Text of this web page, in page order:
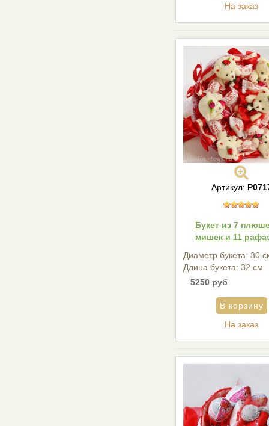
На заказ
Артикул:
Букет из 7
мишек и 11
Диаметр букета: 30
Длина букета: 32 см
5250 руб
На заказ